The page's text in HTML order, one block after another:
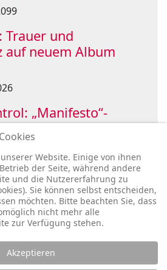
Trauer und
auf neuem Album
„Manifesto“-
ins Boot
Website. Einige von ihnen
der Seite, während andere
und die Nutzererfahrung zu
Sie können selbst entscheiden,
möchten. Bitte beachten Sie, dass
nicht mehr alle
zur Verfügung stehen.
Akzeptieren